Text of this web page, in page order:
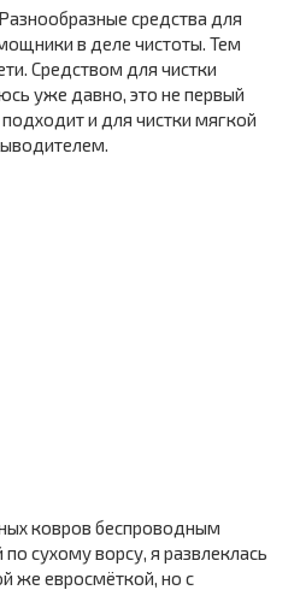
средства для
в деле чистоты. Тем
Средством для чистки
уже давно, это не первый
и для чистки мягкой
ковров беспроводным
сухому ворсу, я развлеклась
же евросмёткой, но с